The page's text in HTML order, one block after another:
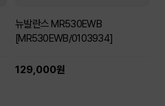
뉴발란스 MR530EWB
[MR530EWB/0103934]
129,000원